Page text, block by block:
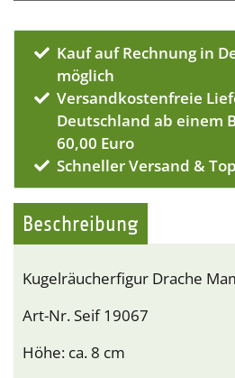
Kauf auf Rechnung in
möglich
Versandkostenfreie
Deutschland ab einem
60,00 Euro
Schneller Versand &
Beschreibung
Kugelräucherfigur Drache
Art-Nr. Seif 19067
Höhe: ca. 8 cm